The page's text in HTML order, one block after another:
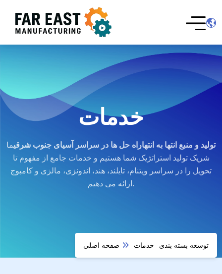
خدمات
تولید و منبع انتها به انتهاراه حل ها در سراسر آسیای جنوب شرقیما
شریک تولید استراتژیک شما هستیم و خدمات جامع از مفهوم تا
تحویل را در سراسر ویتنام، تایلند، هند، اندونزی، مالزی و کامبوج
ارائه می دهیم.
صفحه اصلی خدمات توسعه بسته بندی